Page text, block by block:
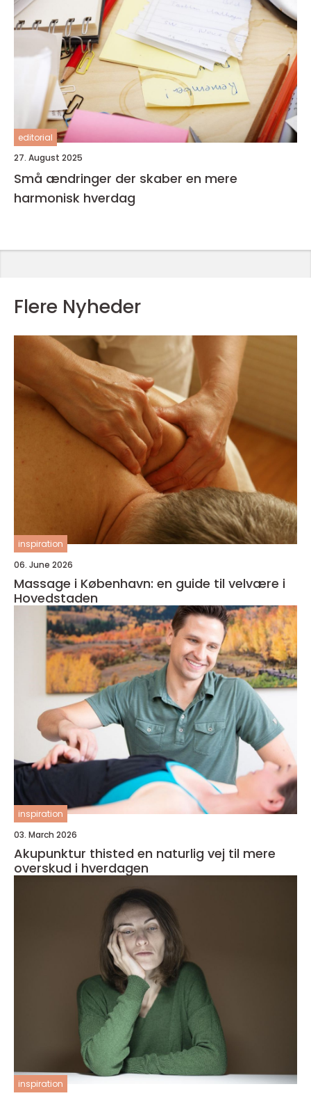
editorial
27. August 2025
Små ændringer der skaber en mere
harmonisk hverdag
Flere Nyheder
inspiration
06. June 2026
Massage i København: en guide til velvære i
Hovedstaden
inspiration
03. March 2026
Akupunktur thisted en naturlig vej til mere
overskud i hverdagen
inspiration